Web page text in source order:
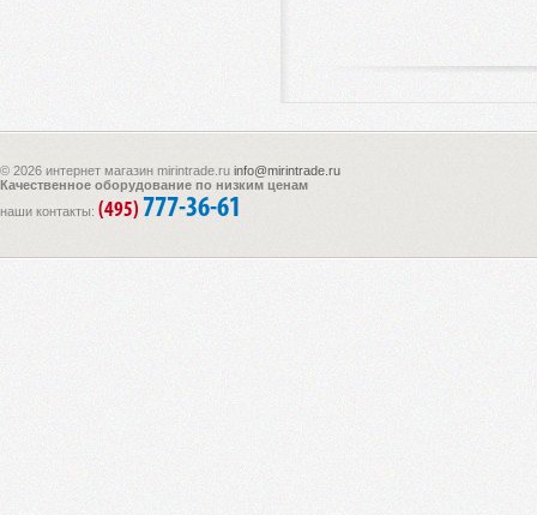
© 2026 интернет магазин mirintrade.ru info@mirintrade.ru
Качественное оборудование по низким ценам
наши контакты: (495) 777-36-61